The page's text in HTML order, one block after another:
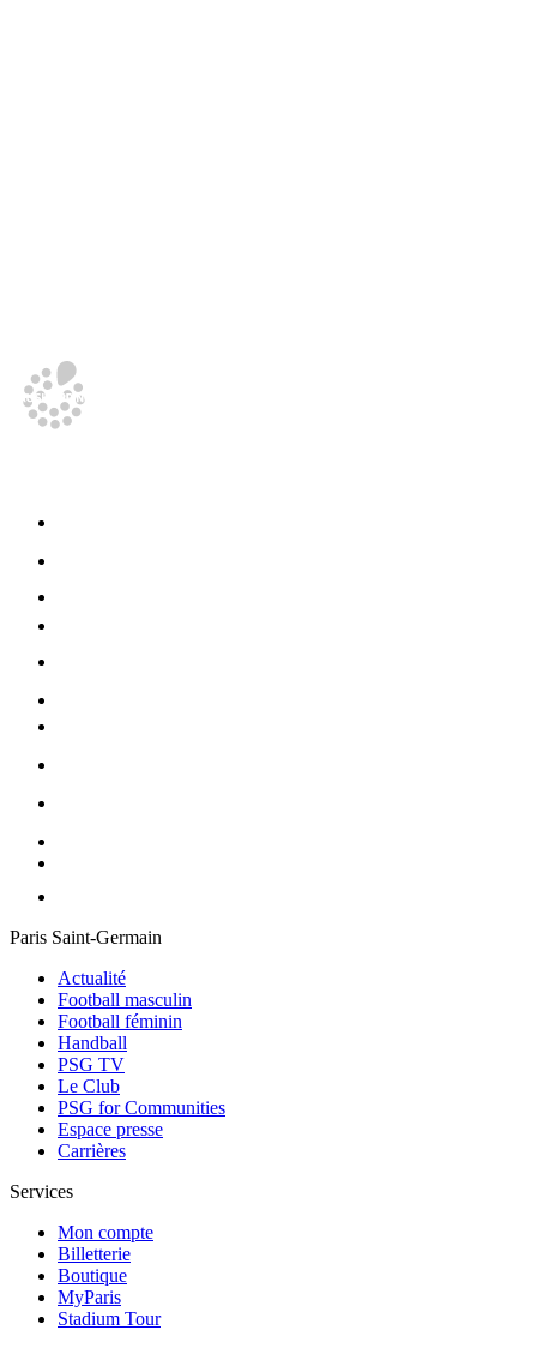
Paris Saint-Germain
Actualité
Football masculin
Football féminin
Handball
PSG TV
Le Club
PSG for Communities
Espace presse
Carrières
Services
Mon compte
Billetterie
Boutique
MyParis
Stadium Tour